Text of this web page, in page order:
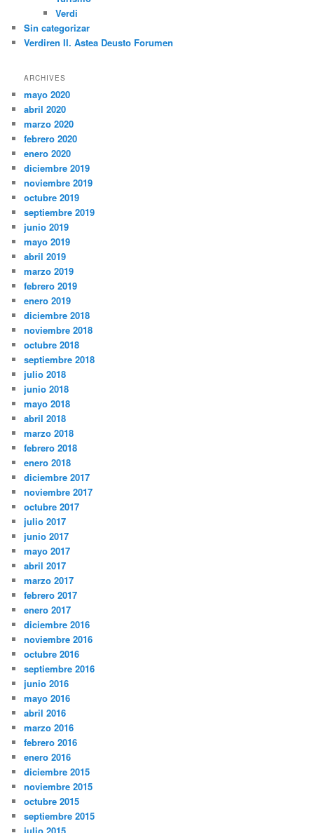
Verdi
Sin categorizar
Verdiren II. Astea Deusto Forumen
ARCHIVES
mayo 2020
abril 2020
marzo 2020
febrero 2020
enero 2020
diciembre 2019
noviembre 2019
octubre 2019
septiembre 2019
junio 2019
mayo 2019
abril 2019
marzo 2019
febrero 2019
enero 2019
diciembre 2018
noviembre 2018
octubre 2018
septiembre 2018
julio 2018
junio 2018
mayo 2018
abril 2018
marzo 2018
febrero 2018
enero 2018
diciembre 2017
noviembre 2017
octubre 2017
julio 2017
junio 2017
mayo 2017
abril 2017
marzo 2017
febrero 2017
enero 2017
diciembre 2016
noviembre 2016
octubre 2016
septiembre 2016
junio 2016
mayo 2016
abril 2016
marzo 2016
febrero 2016
enero 2016
diciembre 2015
noviembre 2015
octubre 2015
septiembre 2015
julio 2015